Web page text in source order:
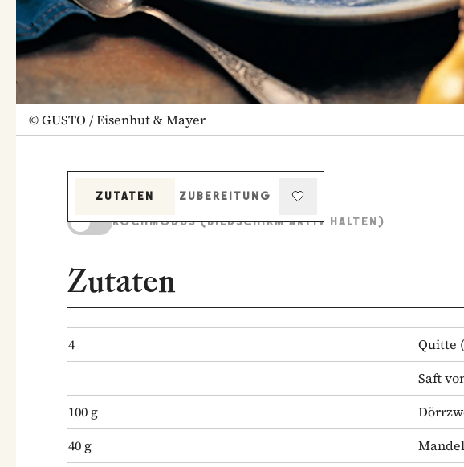
©GUSTO / Eisenhut & Mayer
ZUTATEN
ZUBEREITUNG
KOCHMODUS (BILDSCHIRM AKTIV HALTEN)
Zutaten
4 Quitte
Saft
100 g
40 g